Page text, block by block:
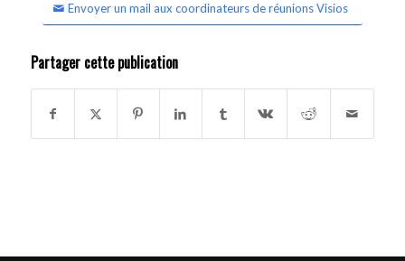
Envoyer un mail aux coordinateurs de réunions Visios
Partager cette publication